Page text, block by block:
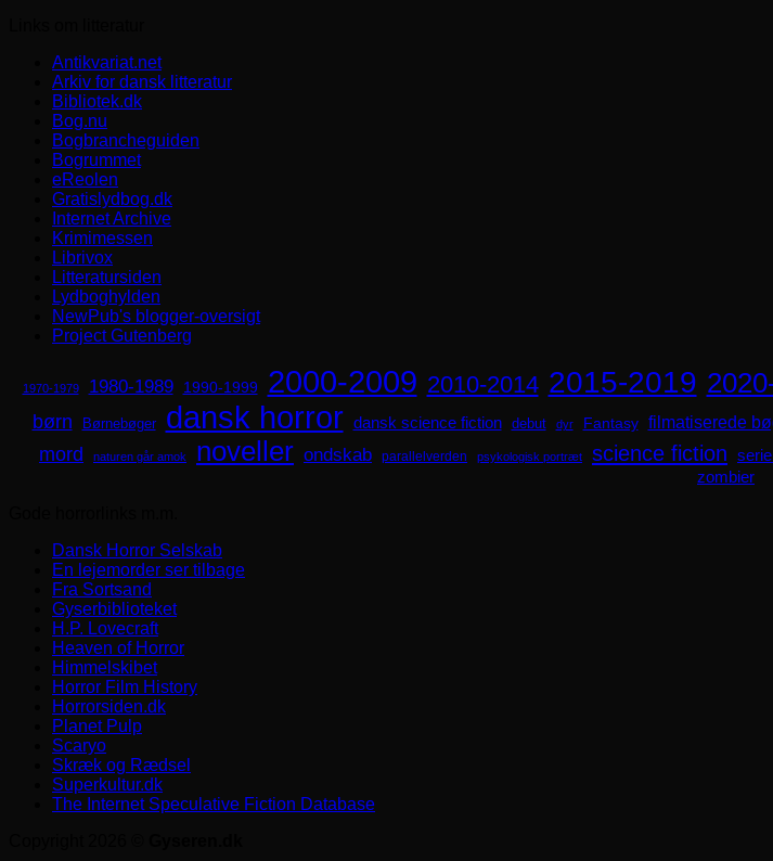
Antikvariat.net
Arkiv for dansk litteratur
Bibliotek.dk
Bog.nu
Bogbrancheguiden
Bogrummet
eReolen
Gratislydbog.dk
Internet Archive
Krimimessen
Librivox
Litteratursiden
Lydboghylden
NewPub's blogger-oversigt
Project Gutenberg
1970-1979 1980-1989 1990-1999 2000-2009 2010-2014 2015-2019
børn Børnebøger dansk horror dansk science fiction debut dyr Fantasy filmatiserede
mord naturen går amok noveller ondskab parallelverden psykologisk portræt science fiction
zombier
Dansk Horror Selskab
En lejemorder ser tilbage
Fra Sortsand
Gyserbiblioteket
H.P. Lovecraft
Heaven of Horror
Himmelskibet
Horror Film History
Horrorsiden.dk
Planet Pulp
Scaryo
Skræk og Rædsel
Superkultur.dk
The Internet Speculative Fiction Database